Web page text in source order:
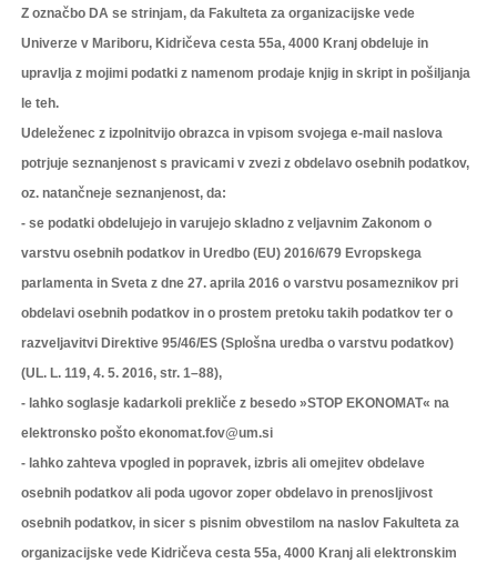
Z označbo DA se strinjam, da Fakulteta za organizacijske vede
Univerze v Mariboru, Kidričeva cesta 55a, 4000 Kranj obdeluje in
upravlja z mojimi podatki z namenom prodaje knjig in skript in pošiljanja
le teh.
Udeleženec z izpolnitvijo obrazca in vpisom svojega e-mail naslova
potrjuje seznanjenost s pravicami v zvezi z obdelavo osebnih podatkov,
oz. natančneje seznanjenost, da:
- se podatki obdelujejo in varujejo skladno z veljavnim Zakonom o
varstvu osebnih podatkov in Uredbo (EU) 2016/679 Evropskega
parlamenta in Sveta z dne 27. aprila 2016 o varstvu posameznikov pri
obdelavi osebnih podatkov in o prostem pretoku takih podatkov ter o
razveljavitvi Direktive 95/46/ES (Splošna uredba o varstvu podatkov)
(UL. L. 119, 4. 5. 2016, str. 1–88),
- lahko soglasje kadarkoli prekliče z besedo »STOP EKONOMAT« na
elektronsko pošto ekonomat.fov@um.si
- lahko zahteva vpogled in popravek, izbris ali omejitev obdelave
osebnih podatkov ali poda ugovor zoper obdelavo in prenosljivost
osebnih podatkov, in sicer s pisnim obvestilom na naslov Fakulteta za
organizacijske vede Kidričeva cesta 55a, 4000 Kranj ali elektronskim